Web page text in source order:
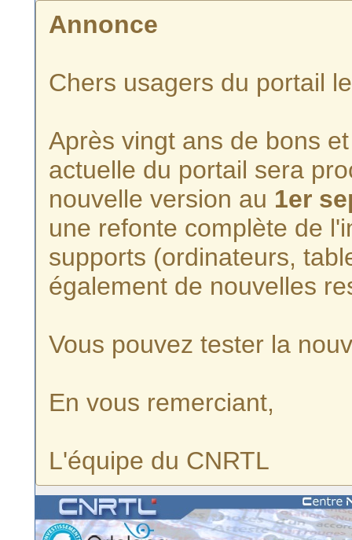
Annonce
Chers usagers du portail
Après vingt ans de bons
actuelle du portail sera
nouvelle version au 1er
une refonte complète de
supports (ordinateurs,
également de nouvelles
Vous pouvez tester la
En vous remerciant,
L'équipe du CNRTL